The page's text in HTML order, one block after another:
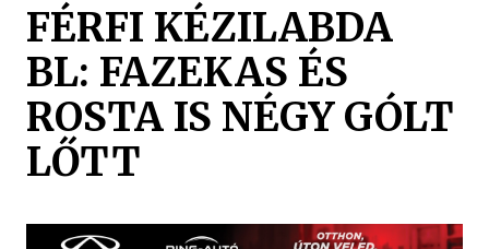
FÉRFI KÉZILABDA
BL: FAZEKAS ÉS
ROSTA IS NÉGY GÓLT
LŐTT